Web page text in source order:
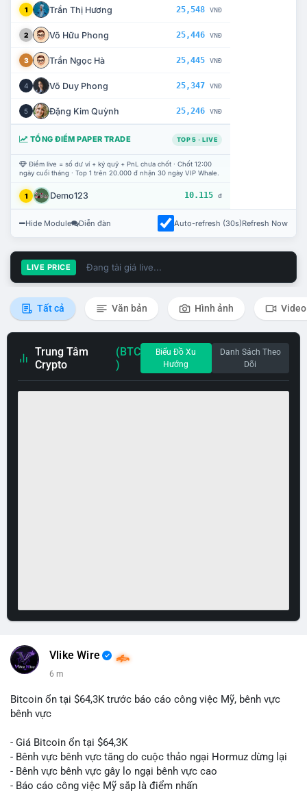
1 Trần Thị Hương 25,548 VNĐ
2 Võ Hữu Phong 25,446 VNĐ
3 Trần Ngọc Hà 25,445 VNĐ
4 Võ Duy Phong 25,347 VNĐ
5 Đặng Kim Quỳnh 25,246 VNĐ
TỔNG ĐIỂM PAPER TRADE TOP 5 · LIVE
Điểm live = số dư ví + ký quỹ + PnL chưa chốt · Chốt 12:00
ngày cuối tháng · Top 1 trên 20.000 đ nhận 30 ngày VIP Whale.
1 Demo123 10.115 đ
Hide Module Diễn đàn Auto-refresh (30s)Refresh Now
LIVE PRICE Đang tải giá live...
Tất cả Văn bản Hình ảnh Video
Trung Tâm
Crypto
(BTC
)
Biểu Đồ Xu
Hướng
Danh Sách Theo
Dõi
Vlike Wire
6 m
Bitcoin ổn tại $64,3K trước báo cáo công việc Mỹ, bênh vực
bênh vực
- Giá Bitcoin ổn tại $64,3K
- Bênh vực bênh vực tăng do cuộc thảo ngại Hormuz dừng lại
- Bênh vực bênh vực gây lo ngại bênh vực cao
- Báo cáo công việc Mỹ sắp là điểm nhấn